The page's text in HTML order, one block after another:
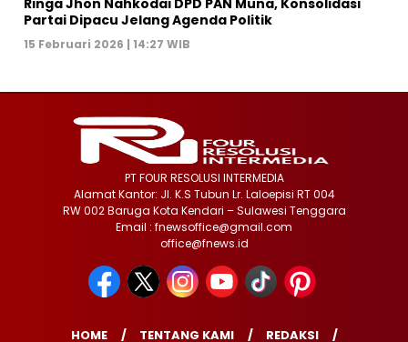
Partai Dipacu Jelang Agenda Politik
15 Februari 2026 | 14:27 WIB
PT FOUR RESOLUSI INTERMEDIA
Alamat Kantor: Jl. K.S Tubun Lr. Laloepisi RT 004
RW 002 Baruga Kota Kendari – Sulawesi Tenggara
Email : fnewsoffice@gmail.com
office@fnews.id
HOME TENTANG KAMI REDAKSI